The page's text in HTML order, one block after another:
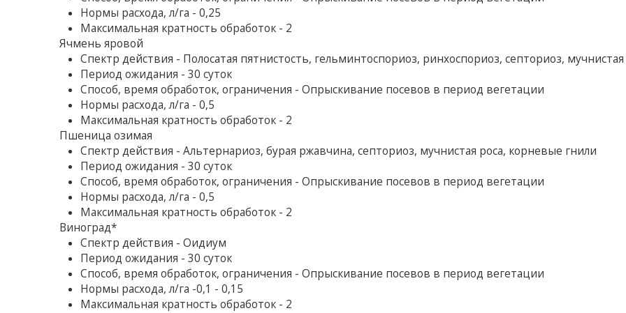
Нормы расхода, л/га - 0,25
Максимальная кратность обработок - 2
Ячмень яровой
Спектр действия - Полосатая пятнистость, гельминтоспориоз, ринхоспориоз, септориоз, мучнистая
Период ожидания - 30 суток
Способ, время обработок, ограничения - Опрыскивание посевов в период вегетации
Нормы расхода, л/га - 0,5
Максимальная кратность обработок - 2
Пшеница озимая
Спектр действия - Альтернариоз, бурая ржавчина, септориоз, мучнистая роса, корневые гнили
Период ожидания - 30 суток
Способ, время обработок, ограничения - Опрыскивание посевов в период вегетации
Нормы расхода, л/га - 0,5
Максимальная кратность обработок - 2
Виноград*
Спектр действия - Оидиум
Период ожидания - 30 суток
Способ, время обработок, ограничения - Опрыскивание посевов в период вегетации
Нормы расхода, л/га -0,1 - 0,15
Максимальная кратность обработок - 2